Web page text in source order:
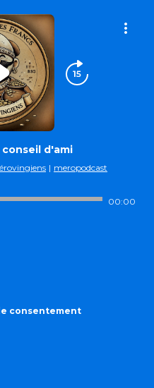
conseil d'ami
| meropodcast
00:00
consentement